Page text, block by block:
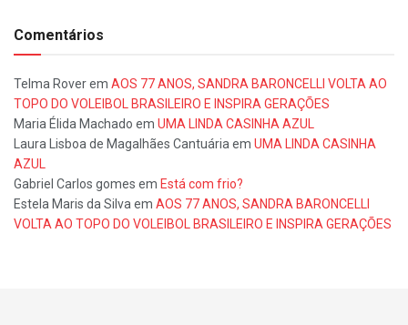
Comentários
Telma Roverem AOS 77 ANOS, SANDRA BARONCELLI VOLTA AO
TOPO DO VOLEIBOL BRASILEIRO E INSPIRA GERAÇÕES
Maria Élida Machado em UMA LINDA CASINHA AZUL
Laura Lisboa de Magalhães Cantuáriaem UMA LINDA CASINHA
AZUL
Gabriel Carlos gomes em Está com frio?
Estela Maris da Silvaem AOS 77 ANOS, SANDRA BARONCELLI
VOLTA AO TOPO DO VOLEIBOL BRASILEIRO E INSPIRA GERAÇÕES